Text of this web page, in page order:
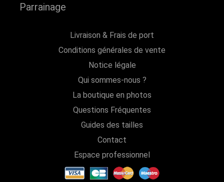
Parrainage
Livraison & Frais de port
Conditions générales de vente
Notice légale
Qui sommes-nous ?
La boutique en photos
Questions Fréquentes
Guides des tailles
Contact
Espace professionnel